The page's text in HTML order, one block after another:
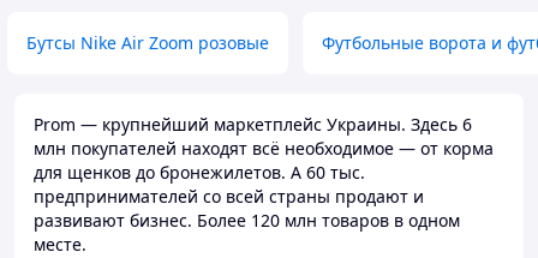
Бутсы Nike Air Zoom розовые Футбольные ворота и
Prom — крупнейший маркетплейс Украины. Здесь 6
млн покупателей находят всё необходимое — от корма
для щенков до бронежилетов. А 60 тыс.
предпринимателей со всей страны продают и
развивают бизнес. Более 120 млн товаров в одном
месте.